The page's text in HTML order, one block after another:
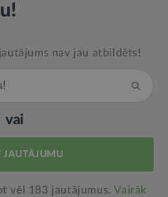
nav jau atbildēts!
vai
JAUTĀJUMU
vēl 183 jautājumus.Vairāk